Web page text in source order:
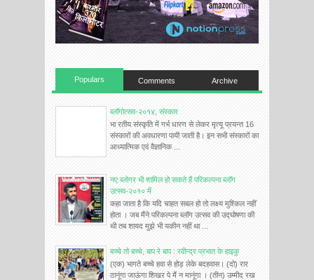
Populars Comments Archive
ब्लॉगोत्सव-२०१४, संस्कार
भा रतीय संस्कृति में गर्भ धारण से लेकर मृत्यू प्रयन्त 16
संस्कारों की अवधारणा पायी जाती है। इन सभी संस्कारों का
आध्यात्मिक एवं वैज्ञानिक ...
नए ब्लोगर भी शामिल हो सकते हैं परिकल्पना ब्लॉग
उत्सव-२०१० में
कहा जाता है कि यदि चाहत सबल हो तो लक्ष्य मुश्किल नहीं
होता । जब मैंने परिकल्पना ब्लॉग उत्सव की उद्घोषणा की
थी तब शायद मुझे भी यकीन नहीं था ...
बच्चे तो बच्चे, बाप रे बाप : रवीन्द्र प्रभात के हाइकु
(एक) भागते बच्चे हवा से होड़ लेके बदहवास। (दो) रार
ठानूंगा जाऊंगा शिखर पे मैं न मानूंगा । (तीन) उम्मीद रख